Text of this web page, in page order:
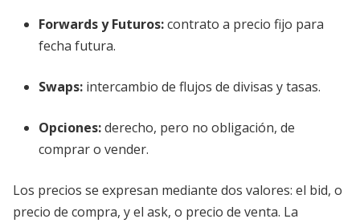
Forwards y Futuros:contrato a precio fijo para
fecha futura.
Swaps: intercambio de flujos de divisas y tasas.
Opciones:derecho, pero no obligación, de
comprar o vender.
Los precios se expresan mediante dos valores: el bid, o
precio de compra, y el ask, o precio de venta. La